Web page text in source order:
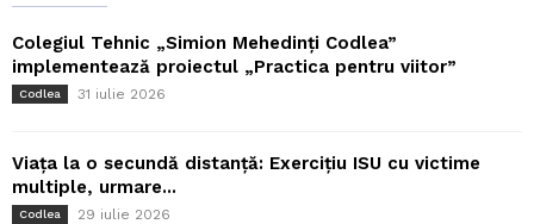
Colegiul Tehnic „Simion Mehedinți Codlea”
implementează proiectul „Practica pentru viitor”
Codlea 31 iulie 2026
Viața la o secundă distanță: Exercițiu ISU cu victime
multiple, urmare...
Codlea 29 iulie 2026